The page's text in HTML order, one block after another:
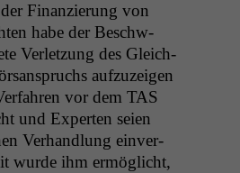
Finanzierung von
habe der Beschw­
Ver­let­zung des Gle­ich­
aufzuzeigen
vor dem TAS
und Experten seien
Ver­hand­lung ein­ver­
wurde ihm ermöglicht,